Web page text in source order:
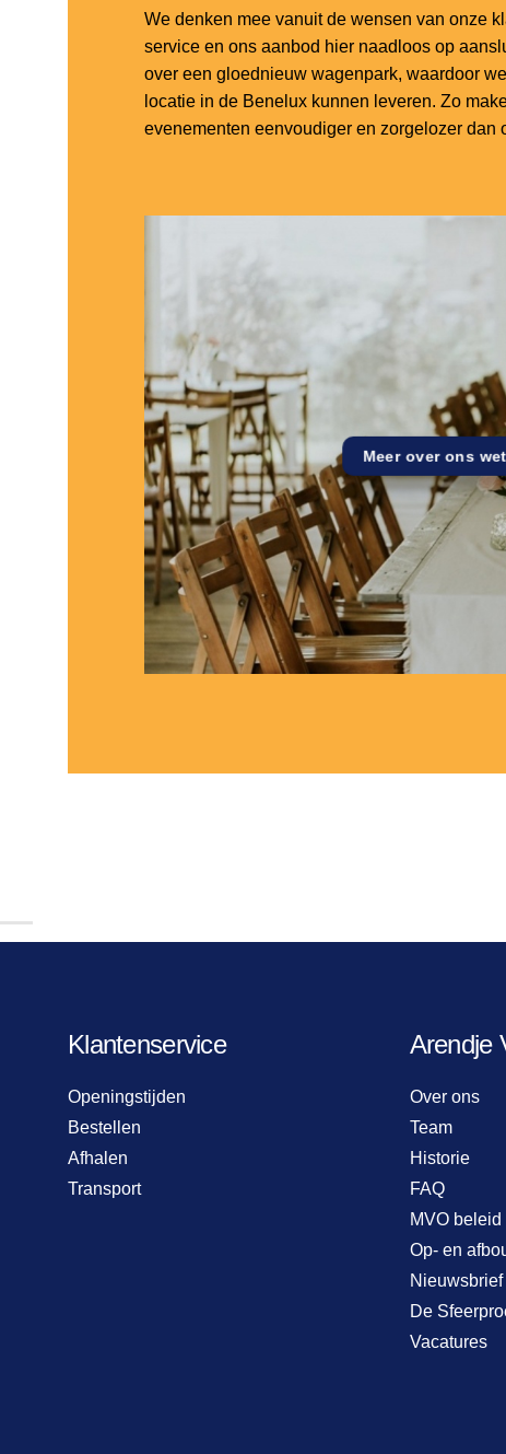
We denken mee vanuit de wensen van onze
service en ons aanbod hier naadloos op
over een gloednieuw wagenpark, waardoor
locatie in de Benelux kunnen leveren. Zo
evenementen eenvoudiger en zorgelozer dan
Meer over ons
Klantenservice
Openingstijden
Bestellen
Afhalen
Transport
Arendje
Over ons
Team
Historie
FAQ
MVO beleid
Op- en
Nieuwsbrief
De
Vacatures